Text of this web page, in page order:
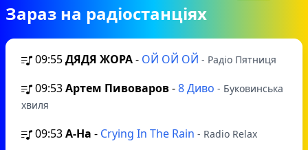
Зараз на радіостанціях
09:55ДЯДЯ ЖОРА- ОЙ ОЙ ОЙ - Радіо Пятниця
09:53Артем Пивоваров-8 Диво - Буковинська
хвиля
09:53A-Ha - Crying In The Rain - Radio Relax